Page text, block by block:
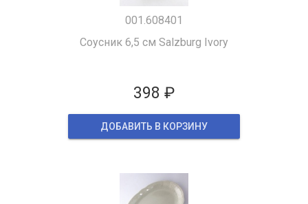
001.608401
Соусник 6,5 см Salzburg Ivory
398 ₽
ДОБАВИТЬ В КОРЗИНУ